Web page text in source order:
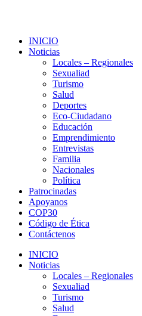
INICIO
Noticias
Locales – Regionales
Sexualiad
Turismo
Salud
Deportes
Eco-Ciudadano
Educación
Emprendimiento
Entrevistas
Familia
Nacionales
Política
Patrocinadas
Apoyanos
COP30
Código de Ética
Contáctenos
INICIO
Noticias
Locales – Regionales
Sexualiad
Turismo
Salud